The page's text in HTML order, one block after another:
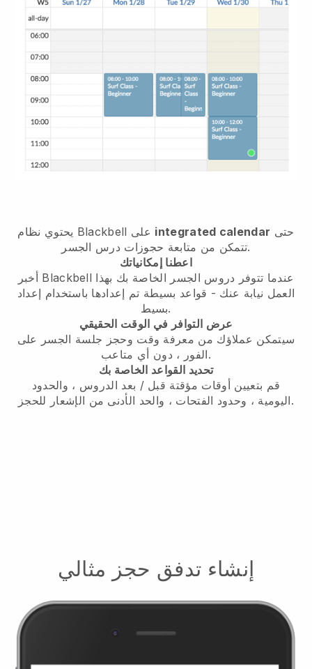
Blackbell integrated calendar حتى
تتمكن من متابعة حجوزات درس الجسر.
اعطنا إمكانياتك
أخبر Blackbell
عندما تتوفر دروس الجسر الخاصة بك بهذا
العمل نيابة عنك - قواعد بسيطة تم إعدادها باستخدام إعداد
بسيط.
عرض التوافر في الوقت الحقيقي
سيتمكن عملاؤك من معرفة وقت وحجز جلسة الجسر على
الفور، دون أي متاعب.
تحديد القواعد الخاصة بك
قم بتعيين أوقات مؤقتة قبل / بعد الدروس ، والحدود
اليومية ، وحدود الفتحات ، والحد الأدنى من الإشعار للحجز.
إنشاء تدفق حجز مثالي